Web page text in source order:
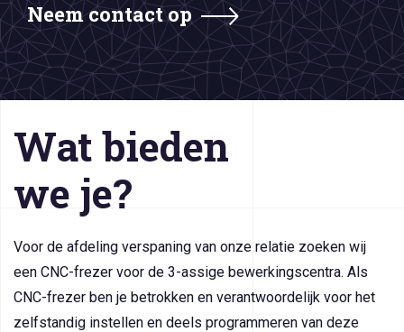
Neem contact op
Wat bieden
we je?
Voor de afdeling verspaning van onze relatie zoeken wij
een CNC-frezer voor de 3-assige bewerkingscentra. Als
CNC-frezer ben je betrokken en verantwoordelijk voor het
zelfstandig instellen en deels programmeren van deze